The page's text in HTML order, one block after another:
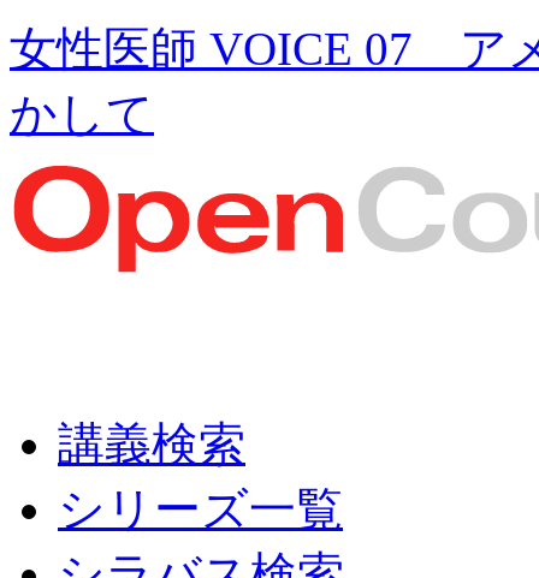
女性医師 VOICE 07 ア
かして
講義検索
シリーズ一覧